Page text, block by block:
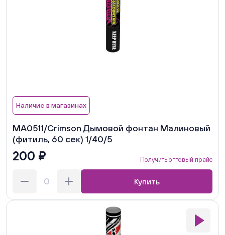
Наличие в магазинах
MA0511/Crimson Дымовой фонтан Малиновый
(фитиль, 60 сек) 1/40/5
200 ₽ Получить оптовый прайс
Купить